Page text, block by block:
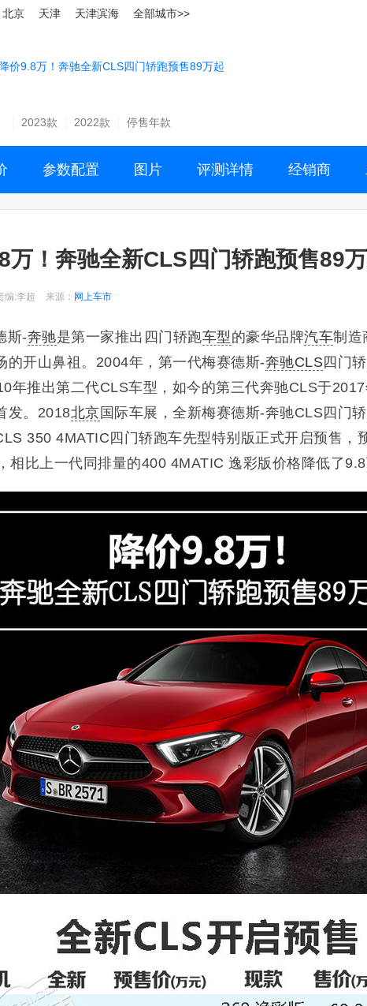
北京 天津 天津滨海 全部城市>>
降价9.8万！奔驰全新CLS四门轿跑预售89万起
2023款 2022款 停售年款
参数配置 图片 评测详情 经销商
万！奔驰全新CLS四门轿跑预售89
编:李超 来源： 网上车市
斯-奔驰是第一家推出四门轿跑车型 的豪华品牌汽车制造
的开山鼻祖。2004年，第一代梅赛德斯-奔驰CLS四门
年推出第二代CLS车型，如今的第三代奔驰CLS于
发。2018北京 国际车展，全新梅赛德斯-奔驰CLS四门
350 4MATIC四门轿跑车先型特别版正式开启预售，
相比上一代同排量的400 4MATIC 逸彩版价格降低了9.8